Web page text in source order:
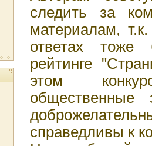
следить за
материалам,
ответах тоже
рейтинге
этом
общественные
справедливы к